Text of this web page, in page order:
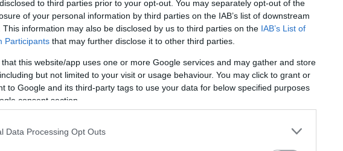
to third parties prior to your opt-out. You may separately opt-out of the
of your personal information by third parties on the IAB’s list of downstream
This information may also be disclosed by us to third parties on the IAB’s List of
Participants that may further disclose it to other third parties.
that this website/app uses one or more Google services and may gather and store
but not limited to your visit or usage behaviour. You may click to grant or
to Google and its third-party tags to use your data for below specified purposes
consent section.
Data Processing Opt Outs
Images/Red Bull Content Pool
FRISS